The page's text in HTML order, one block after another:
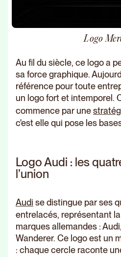
Logo
Au fil du siècle, ce logo a
sa force graphique.
référence pour toute
un logo fort et intemporel.
commence par une
c'est elle qui pose les
Logo Audi : les
l’union
Audi se distingue par ses
entrelacés, représentant
marques allemandes :
Wanderer. Ce logo est un
: chaque cercle raconte